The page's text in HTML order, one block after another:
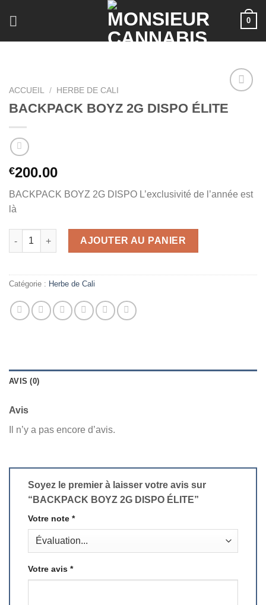
0
ACCUEIL / HERBE DE CALI
BACKPACK BOYZ 2G DISPO ÉLITE
€200.00
BACKPACK BOYZ 2G DISPO L’exclusivité de l’année est
là
quantité de BACKPACK BOYZ 2G DISPO ÉLITE
AJOUTER AU PANIER
Catégorie : Herbe de Cali
AVIS (0)
Avis
Il n’y a pas encore d’avis.
Soyez le premier à laisser votre avis sur
“BACKPACK BOYZ 2G DISPO ÉLITE”
Votre note *
Votre avis *